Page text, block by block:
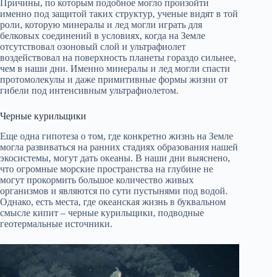
Причины, по которым подобное могло произойти
именно под защитой таких структур, ученые видят в той
роли, которую минералы и лед могли играть для
белковых соединений в условиях, когда на Земле
отсутствовал озоновый слой и ультрафиолет
воздействовал на поверхность планеты гораздо сильнее,
чем в наши дни. Именно минералы и лед могли спасти
протомолекулы и даже примитивные формы жизни от
гибели под интенсивным ультрафиолетом.
Черные курильщики
Еще одна гипотеза о том, где конкретно жизнь на Земле
могла развиваться на ранних стадиях образования нашей
экосистемы, могут дать океаны. В наши дни выяснено,
что огромные морские пространства на глубине не
могут прокормить большое количество живых
организмов и являются по сути пустынями под водой.
Однако, есть места, где океанская жизнь в буквальном
смысле кипит – черные курильщики, подводные
геотермальные источники.